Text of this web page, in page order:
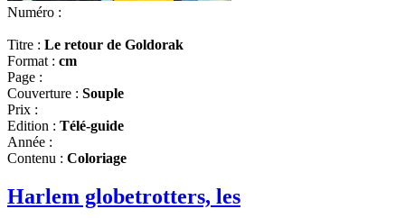
Numéro :
Titre : Le retour de Goldorak
Format : cm
Page :
Couverture : Souple
Prix :
Edition : Télé-guide
Année :
Contenu : Coloriage
Harlem globetrotters, les